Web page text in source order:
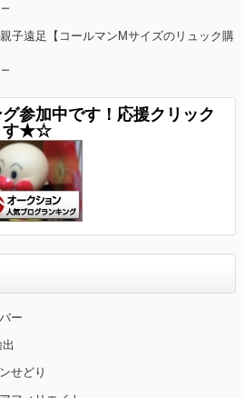
子遠足【コールマンMサイズのリュック購
参加中です！応援クリック
す★☆
ー
せどり